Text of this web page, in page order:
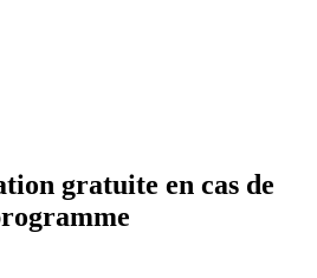
gratuite en cas de